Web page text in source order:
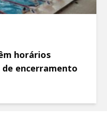
horários
encerramento